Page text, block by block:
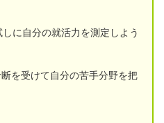
に自分の就活力を測定しよう
を受けて自分の苦手分野を把